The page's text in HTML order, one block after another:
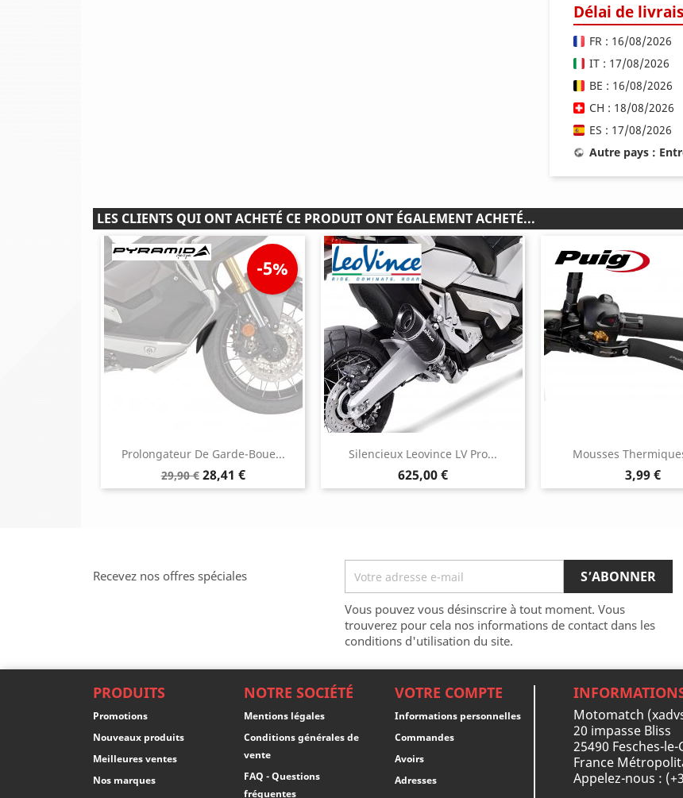
Délai de
FR : 16/08/2026
IT : 17/08/2026
BE : 16/08/2026
CH : 18/08/2026
ES : 17/08/2026
Autre pays :
LES CLIENTS QUI ONT ACHETÉ CE PRODUIT ONT ÉGALEMENT ACHETÉ...
Prolongateur De Garde-Boue...
Prix
de
29,90 €
-5%
Prix
28,41 €
Silencieux Leovince LV Pro...
Prix
625,00 €
Mousses
Prix
3,99 €
Recevez nos offres spéciales
Vous pouvez vous désinscrire à tout moment. Vous
trouverez pour cela nos informations de contact dans les
conditions d'utilisation du site.
PRODUITS
Promotions
Nouveaux produits
Meilleures ventes
Nos marques
NOTRE SOCIÉTÉ
Mentions légales
Conditions générales de
vente
FAQ - Questions
fréquentes
VOTRE COMPTE
Informations personnelles
Commandes
Avoirs
Adresses
Motomatch
20 impasse Bliss
25490 Fesches-le-
France
Appelez-nous :